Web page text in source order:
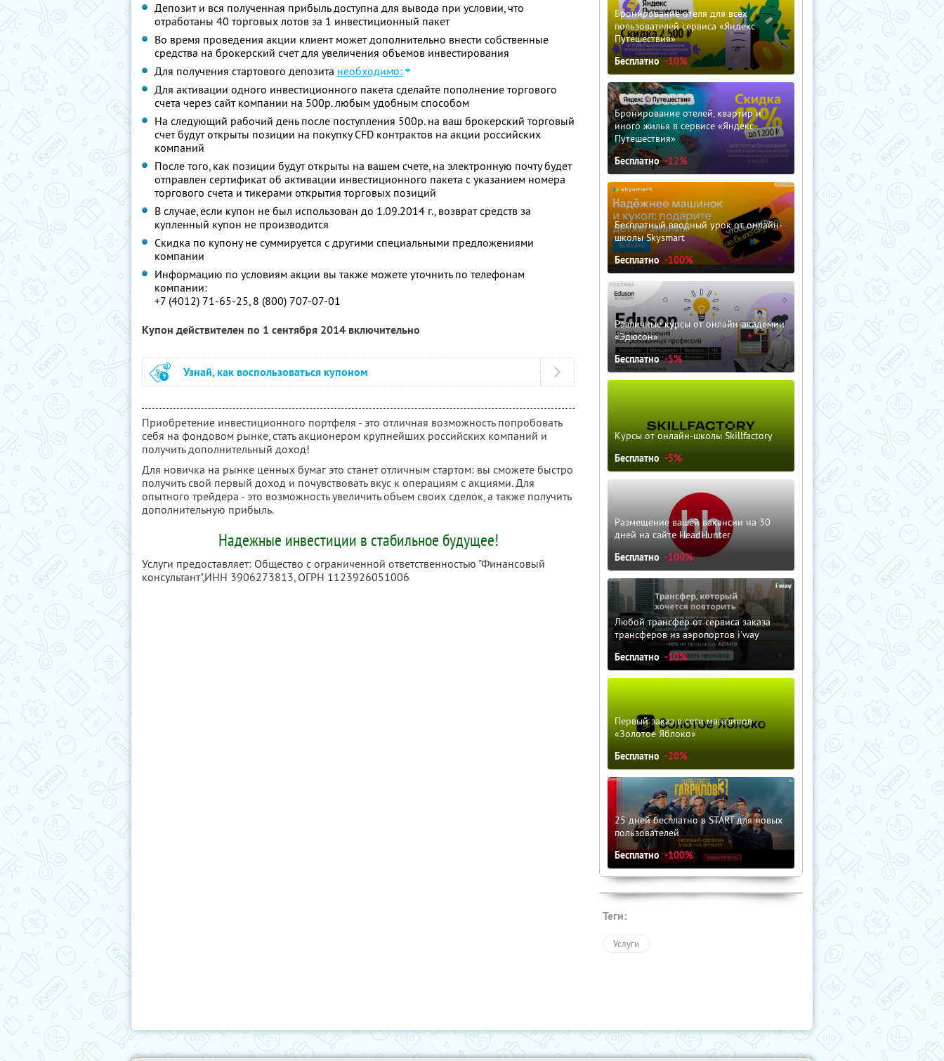
Депозит и вся полученная прибыль доступна для вывода при условии, что
отработаны 40 торговых лотов за 1 инвестиционный пакет
Во время проведения акции клиент может дополнительно внести собственные
средства на брокерский счет для увеличения объемов инвестирования
Для получения стартового депозита необходимо:
Для активации одного инвестиционного пакета сделайте пополнение торгового
счета через сайт компании на 500р. любым удобным способом
На следующий рабочий день после поступления 500р. на ваш брокерский торговый
счет будут открыты позиции на покупку CFD контрактов на акции российских
компаний
После того, как позиции будут открыты на вашем счете, на электронную почту будет
отправлен сертификат об активации инвестиционного пакета с указанием номера
торгового счета и тикерами открытия торговых позиций
В случае, если купон не был использован до 1.09.2014 г., возврат средств за
купленный купон не производится
Скидка по купону не суммируется с другими специальными предложениями
компании
Информацию по условиям акции вы также можете уточнить по телефонам
компании:
+7 (4012) 71-65-25, 8 (800) 707-07-01
Купон действителен по 1 сентября 2014 включительно
Узнай, как воспользоваться купоном
Приобретение инвестиционного портфеля - это отличная возможность попробовать
себя на фондовом рынке, стать акционером крупнейших российских компаний и
получить дополнительный доход!
Для новичка на рынке ценных бумаг это станет отличным стартом: вы сможете быстро
получить свой первый доход и почувствовать вкус к операциям с акциями. Для
опытного трейдера - это возможность увеличить объем своих сделок, а также получить
дополнительную прибыль.
Надежные инвестиции в стабильное будущее!
Услуги предоставляет: Общество с ограниченной ответственностью "Финансовый
консультант",ИНН 3906273813, ОГРН 1123926051006
Бронирование отеля для всех
пользователей сервиса «Яндекс
Путешествия»
Бесплатно -10%
Бронирование отелей, квартир и
иного жилья в сервисе «Яндекс
Путешествия»
Бесплатно -12%
Бесплатный вводный урок от онлайн-
школы Skysmart
Бесплатно -100%
Различные курсы от онлайн-академии
«Эдюсон»
Бесплатно -5%
Курсы от онлайн-школы Skillfactory
Бесплатно -5%
Размещение вашей вакансии на 30
дней на сайте HeadHunter
Бесплатно -100%
Любой трансфер от сервиса заказа
трансферов из аэропортов i'way
Бесплатно -10%
Первый заказ в сети магазинов
«Золотое Яблоко»
Бесплатно -20%
25 дней бесплатно в START для новых
пользователей
Бесплатно -100%
Теги:
Услуги